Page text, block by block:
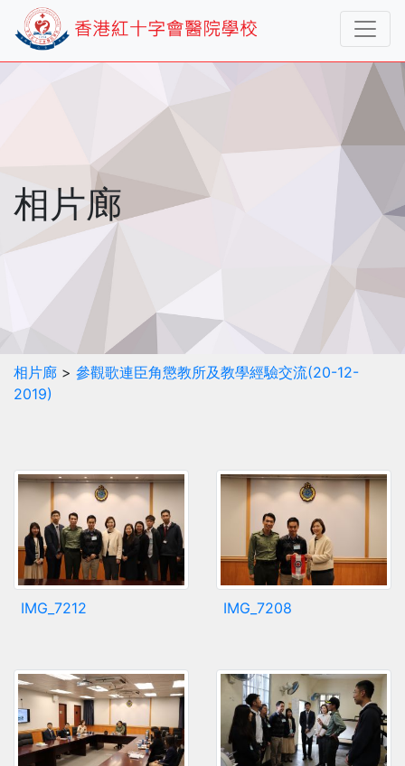
相片廊
相片廊 > 參觀歌連臣角懲教所及教學經驗交流(20-12-
2019)
IMG_7212 IMG_7208